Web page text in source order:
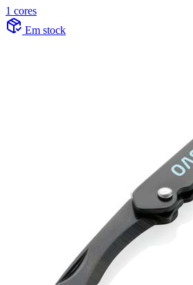
1 cores
Em stock